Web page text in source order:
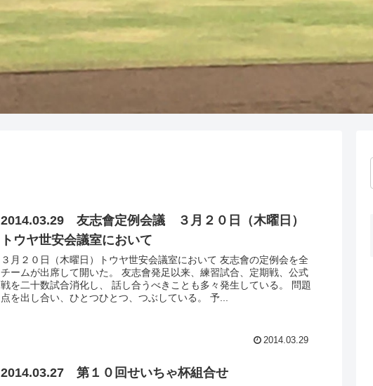
2014.03.29 友志會定例会議 ３月２０日（木曜日）
トウヤ世安会議室において
３月２０日（木曜日）トウヤ世安会議室において 友志會の定例会を全
チームが出席して開いた。 友志會発足以来、練習試合、定期戦、公式
戦を二十数試合消化し、 話し合うべきことも多々発生している。 問題
点を出し合い、ひとつひとつ、つぶしている。 予...
2014.03.29
2014.03.27 第１０回せいちゃ杯組合せ